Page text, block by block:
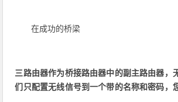
在成功的桥梁
三路由器作为桥接路由器中的副主路由器，
们只配置无线信号到一个带的名称和密码，